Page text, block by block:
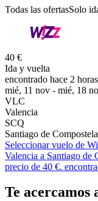
Todas las ofertasSolo
40 €
Ida y vuelta
encontrado hace 2 horas
mié, 11 nov - mié, 18
VLC
Valencia
SCQ
Santiago de Compostela
Seleccionar vuelo de
Valencia a Santiago de
precio de 40 €.
Te acercamos